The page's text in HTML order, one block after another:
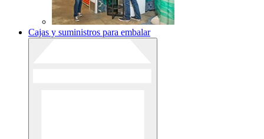
Cajas y suministros para embalar